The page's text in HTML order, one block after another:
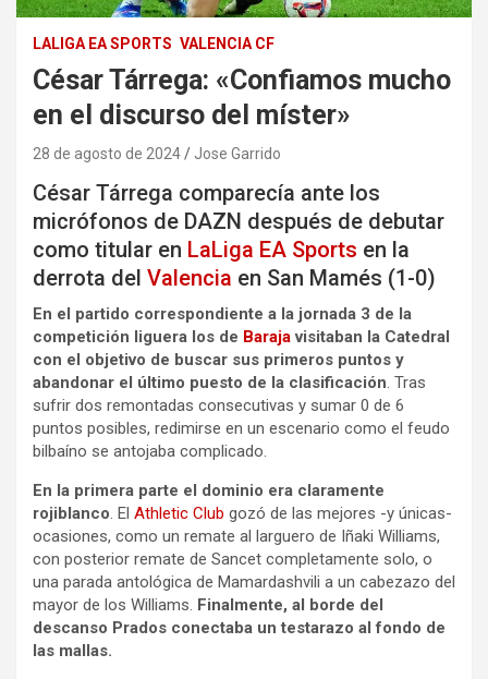
LALIGA EA SPORTS VALENCIA CF
César Tárrega: «Confiamos mucho
en el discurso del míster»
28 de agosto de 2024 Jose Garrido
César Tárrega comparecía ante los
micrófonos de DAZN después de debutar
como titular en LaLiga EA Sports en la
derrota del Valencia en San Mamés (1-0)
En el partido correspondiente a la jornada 3 de la
competición liguera los de Barajavisitaban la Catedral
con el objetivo de buscar sus primeros puntos y
abandonar el último puesto de la clasificación. Tras
sufrir dos remontadas consecutivas y sumar 0 de 6
puntos posibles, redimirse en un escenario como el feudo
bilbaíno se antojaba complicado.
En la primera parte el dominio era claramente
rojiblanco. El Athletic Club gozó de las mejores -y únicas-
ocasiones, como un remate al larguero de Iñaki Williams,
con posterior remate de Sancet completamente solo, o
una parada antológica de Mamardashvili a un cabezazo del
mayor de los Williams. Finalmente, al borde del
descanso Prados conectaba un testarazo al fondo de
las mallas.